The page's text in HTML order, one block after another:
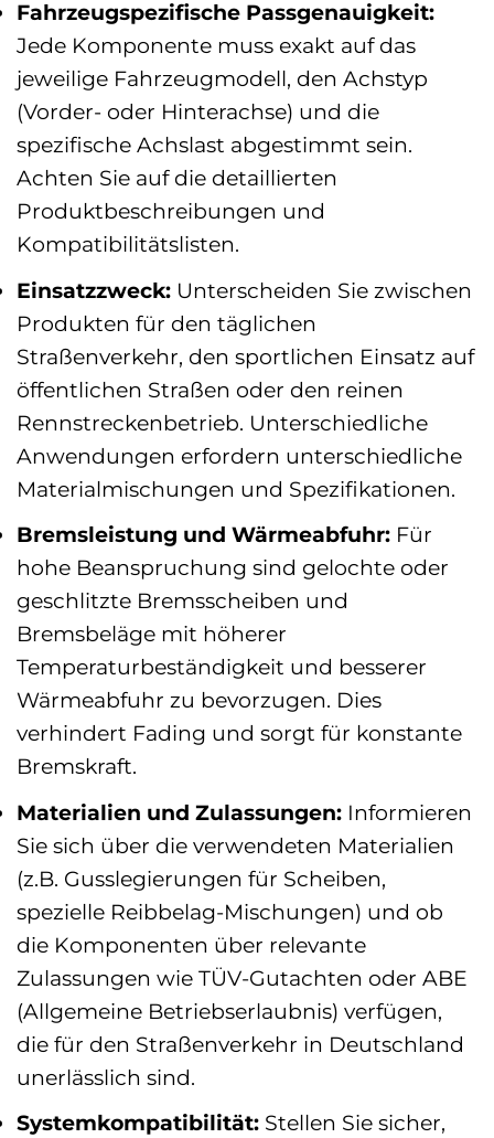
Fahrzeugspezifische Passgenauigkeit:
Jede Komponente muss exakt auf das
jeweilige Fahrzeugmodell, den Achstyp
(Vorder- oder Hinterachse) und die
spezifische Achslast abgestimmt sein.
Achten Sie auf die detaillierten
Produktbeschreibungen und
Kompatibilitätslisten.
Einsatzzweck: Unterscheiden Sie zwischen
Produkten für den täglichen
Straßenverkehr, den sportlichen Einsatz auf
öffentlichen Straßen oder den reinen
Rennstreckenbetrieb. Unterschiedliche
Anwendungen erfordern unterschiedliche
Materialmischungen und Spezifikationen.
Bremsleistung und Wärmeabfuhr: Für
hohe Beanspruchung sind gelochte oder
geschlitzte Bremsscheiben und
Bremsbeläge mit höherer
Temperaturbeständigkeit und besserer
Wärmeabfuhr zu bevorzugen. Dies
verhindert Fading und sorgt für konstante
Bremskraft.
Materialien und Zulassungen: Informieren
Sie sich über die verwendeten Materialien
(z.B. Gusslegierungen für Scheiben,
spezielle Reibbelag-Mischungen) und ob
die Komponenten über relevante
Zulassungen wie TÜV-Gutachten oder ABE
(Allgemeine Betriebserlaubnis) verfügen,
die für den Straßenverkehr in Deutschland
unerlässlich sind.
Systemkompatibilität: Stellen Sie sicher,